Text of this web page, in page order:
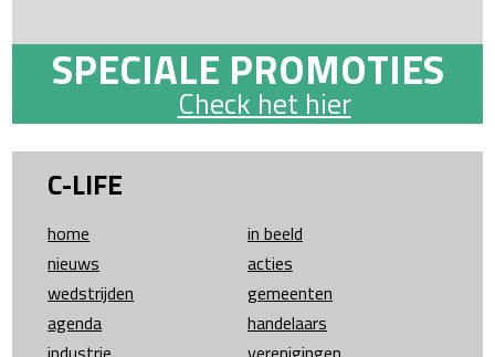
SPECIALE PROMOTIES
Check het hier
C-LIFE
home
in beeld
nieuws
acties
wedstrijden
gemeenten
agenda
handelaars